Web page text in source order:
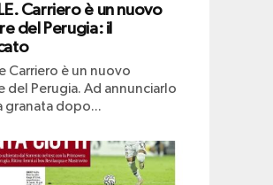
Carriero è un nuovo
del Perugia: il
Carriero è un nuovo
del Perugia. Ad annunciarlo
granata dopo...